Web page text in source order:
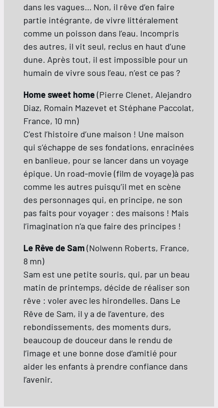
dans les vagues… Non, il rêve d’en faire
partie intégrante, de vivre littéralement
comme un poisson dans l’eau. Incompris
des autres, il vit seul, reclus en haut d’une
dune. Après tout, il est impossible pour un
humain de vivre sous l’eau, n’est ce pas ?
Home sweet home(Pierre Clenet, Alejandro
Diaz, Romain Mazevet et Stéphane Paccolat,
France, 10 mn)
C’est l’histoire d’une maison ! Une maison
qui s’échappe de ses fondations, enracinées
en banlieue, pour se lancer dans un voyage
épique. Un road-movie (film de voyage)à pas
comme les autres puisqu’il met en scène
des personnages qui, en principe, ne son
pas faits pour voyager : des maisons ! Mais
l’imagination n’a que faire des principes !
Le Rêve de Sam(Nolwenn Roberts, France,
8 mn)
Sam est une petite souris, qui, par un beau
matin de printemps, décide de réaliser son
rêve : voler avec les hirondelles. Dans Le
Rêve de Sam, il y a de l’aventure, des
rebondissements, des moments durs,
beaucoup de douceur dans le rendu de
l’image et une bonne dose d’amitié pour
aider les enfants à prendre confiance dans
l’avenir.